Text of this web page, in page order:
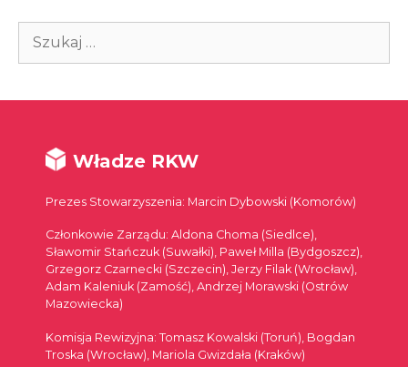
Szukaj:
Władze RKW
Prezes Stowarzyszenia: Marcin Dybowski (Komorów)
Członkowie Zarządu: Aldona Choma (Siedlce),
Sławomir Stańczuk (Suwałki), Paweł Milla (Bydgoszcz),
Grzegorz Czarnecki (Szczecin), Jerzy Filak (Wrocław),
Adam Kaleniuk (Zamość), Andrzej Morawski (Ostrów
Mazowiecka)
Komisja Rewizyjna: Tomasz Kowalski (Toruń), Bogdan
Troska (Wrocław), Mariola Gwizdała (Kraków)